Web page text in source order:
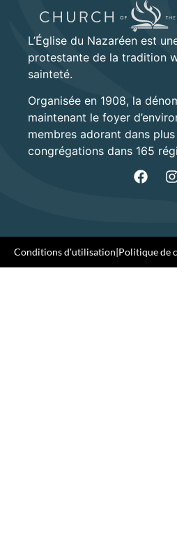
L’Église du Nazaréen est
protestante de la tradition
sainteté.
Organisée en 1908, la
maintenant le foyer
membres adorant dans
congrégations dans 165
Conditions d'utilisation|Politique de